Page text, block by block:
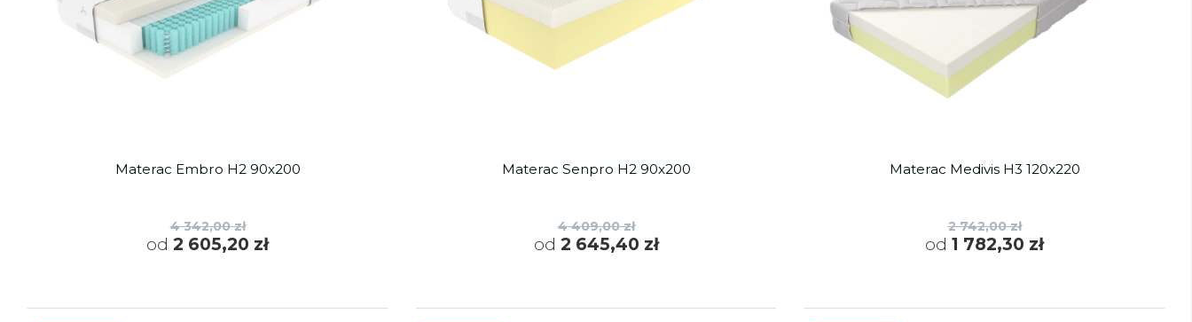
Materac Embro H2 90x200
4 342,00 zł
od 2 605,20 zł
Materac Senpro H2 90x200
4 409,00 zł
od 2 645,40 zł
Materac Medivis H3 120x220
2 742,00 zł
od 1 782,30 zł